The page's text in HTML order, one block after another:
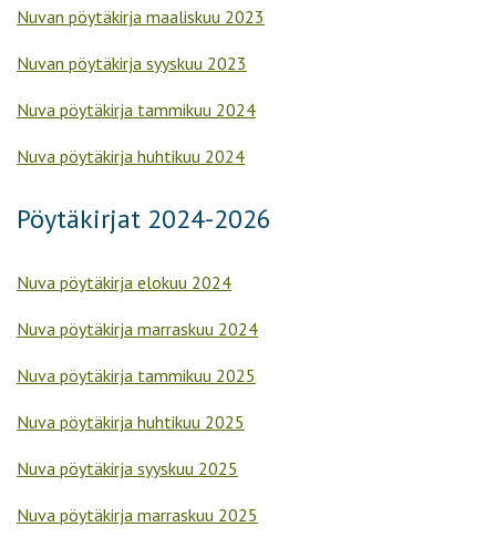
Nuvan pöytäkirja maaliskuu 2023
Nuvan pöytäkirja syyskuu 2023
Nuva pöytäkirja tammikuu 2024
Nuva pöytäkirja huhtikuu 2024
Pöytäkirjat 2024-2026
Nuva pöytäkirja elokuu 2024
Nuva pöytäkirja marraskuu 2024
Nuva pöytäkirja tammikuu 2025
Nuva pöytäkirja huhtikuu 2025
Nuva pöytäkirja syyskuu 2025
Nuva pöytäkirja marraskuu 2025